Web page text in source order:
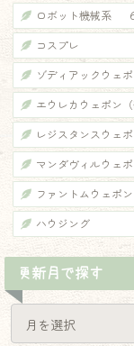
ロボット機械系
コスプレ
ゾディアックウェポ
エウレカウェポン（
レジスタンスウェポ
マンダヴィルウェポ
ファントムウェポン
ハウジング
更新月で探す